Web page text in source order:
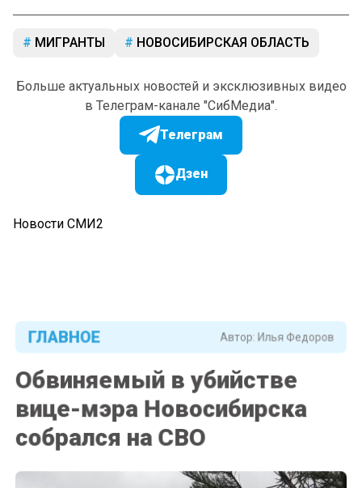
МИГРАНТЫ НОВОСИБИРСКАЯ ОБЛАСТЬ
Больше актуальных новостей и эксклюзивных видео
в Телеграм-канале "СибМедиа".
Телеграм
Дзен
Новости СМИ2
ГЛАВНОЕ
Обвиняемый в убийстве
вице-мэра Новосибирска
собрался на СВО